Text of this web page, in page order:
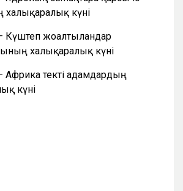
күні
жоғалтылғандар
халықаралық күні
Африка текті адамдардың
күні